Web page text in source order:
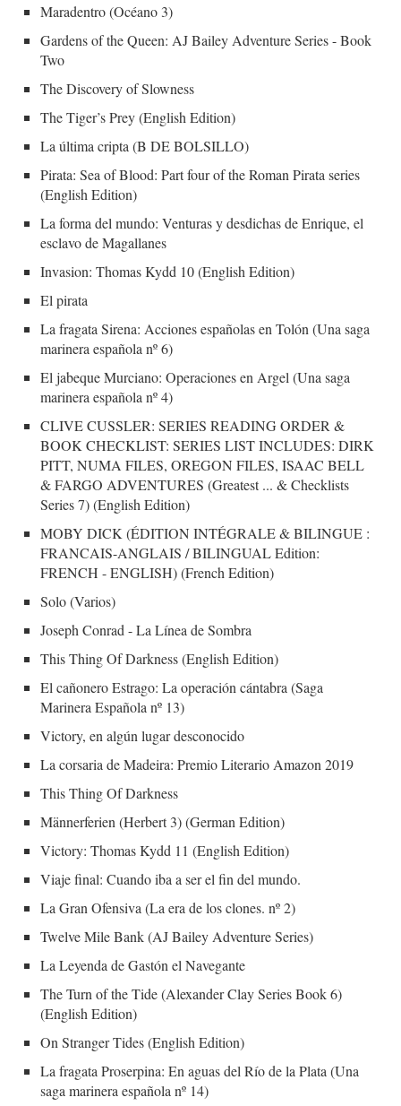
Maradentro (Océano 3)
Gardens of the Queen: AJ Bailey Adventure Series - Book
Two
The Discovery of Slowness
The Tiger’s Prey (English Edition)
La última cripta (B DE BOLSILLO)
Pirata: Sea of Blood: Part four of the Roman Pirata series
(English Edition)
La forma del mundo: Venturas y desdichas de Enrique, el
esclavo de Magallanes
Invasion: Thomas Kydd 10 (English Edition)
El pirata
La fragata Sirena: Acciones españolas en Tolón (Una saga
marinera española nº 6)
El jabeque Murciano: Operaciones en Argel (Una saga
marinera española nº 4)
CLIVE CUSSLER: SERIES READING ORDER &
BOOK CHECKLIST: SERIES LIST INCLUDES: DIRK
PITT, NUMA FILES, OREGON FILES, ISAAC BELL
& FARGO ADVENTURES (Greatest ... & Checklists
Series 7) (English Edition)
MOBY DICK (ÉDITION INTÉGRALE & BILINGUE :
FRANCAIS-ANGLAIS / BILINGUAL Edition:
FRENCH - ENGLISH) (French Edition)
Solo (Varios)
Joseph Conrad - La Línea de Sombra
This Thing Of Darkness (English Edition)
El cañonero Estrago: La operación cántabra (Saga
Marinera Española nº 13)
Victory, en algún lugar desconocido
La corsaria de Madeira: Premio Literario Amazon 2019
This Thing Of Darkness
Männerferien (Herbert 3) (German Edition)
Victory: Thomas Kydd 11 (English Edition)
Viaje final: Cuando iba a ser el fin del mundo.
La Gran Ofensiva (La era de los clones. nº 2)
Twelve Mile Bank (AJ Bailey Adventure Series)
La Leyenda de Gastón el Navegante
The Turn of the Tide (Alexander Clay Series Book 6)
(English Edition)
On Stranger Tides (English Edition)
La fragata Proserpina: En aguas del Río de la Plata (Una
saga marinera española nº 14)